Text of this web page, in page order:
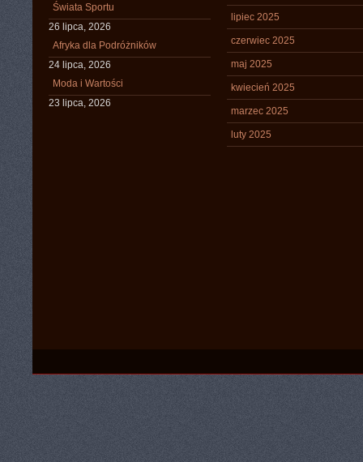
Świata Sportu
26 lipca, 2026
Afryka dla Podróżników
24 lipca, 2026
Moda i Wartości
23 lipca, 2026
lipiec 2025
czerwiec 2025
maj 2025
kwiecień 2025
marzec 2025
luty 2025